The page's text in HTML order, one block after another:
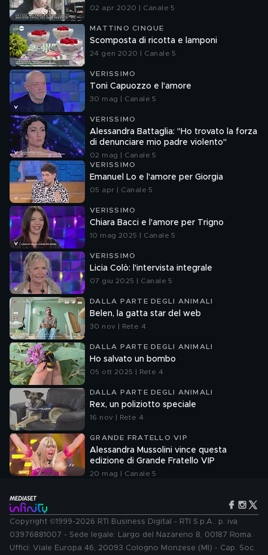
02 apr 2020 | Canale 5
MATTINO CINQUE
Scomposta di ricotta e lamponi
24 gen 2020 | Canale 5
VERISSIMO
Toni Capuozzo e l'amore
30 mag | Canale 5
VERISSIMO
Alessandra Battaglia: "Ho trovato la forza
di denunciare mio padre violento"
02 mag | Canale 5
VERISSIMO
Emanuel Lo e l'amore per Giorgia
05 apr | Canale 5
VERISSIMO
Chiara Bacci e l'amore per Trigno
10 mag 2025 | Canale 5
VERISSIMO
Licia Colò: l'intervista integrale
07 giu 2025 | Canale 5
DALLA PARTE DEGLI ANIMALI
Belen, la gatta star del web
30 nov | Rete 4
DALLA PARTE DEGLI ANIMALI
Ho salvato un bombo
05 ott 2025 | Rete 4
DALLA PARTE DEGLI ANIMALI
Rex, un poliziotto speciale
16 nov | Rete 4
GRANDE FRATELLO VIP
Alessandra Mussolini vince questa
edizione di Grande Fratello VIP
20 mag | Canale 5
Copyright ©1999-2026 RTI Business Digital - RTI S.p.A.: p. iva
03976881007 - Sede legale: Largo del Nazareno 8, 00187 Roma.
Uffici: Viale Europa 46, 20093 Cologno Monzese (MI) - Cap. Soc.